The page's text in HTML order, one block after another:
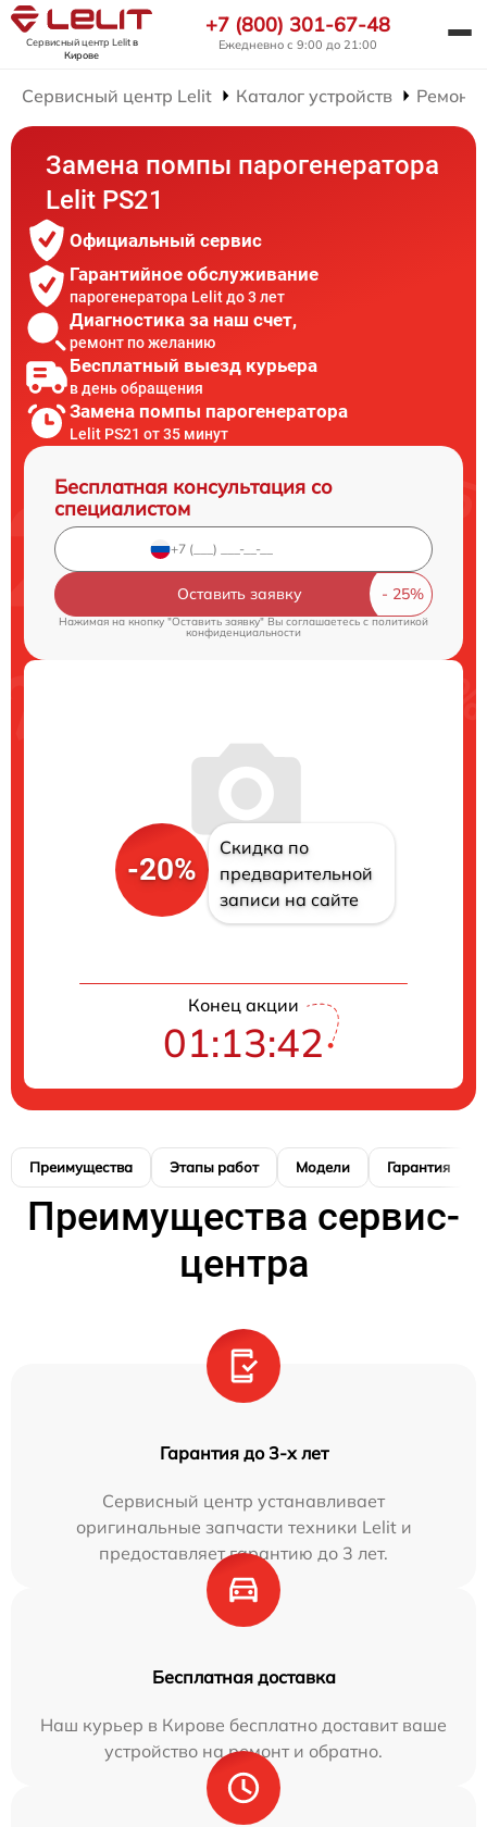
Сервисный центр Lelitв
Кирове
+7 (800) 301-67-48
Ежедневно с 9:00 до 21:00
Сервисный центр Lelit Каталог устройств Ремонт
Замена помпы парогенератора
Lelit PS21
Официальный сервис
Гарантийное обслуживание
парогенератора Lelit до 3 лет
Диагностика за наш счет,
ремонт по желанию
Бесплатный выезд курьера
в день обращения
Замена помпы парогенератора
Lelit PS21 от 35 минут
Бесплатная консультация со
специалистом
Оставить заявку
Нажимая на кнопку "Оставить заявку" Вы соглашаетесь cполитикой
конфиденциальности
-20%
Скидка по
предварительной
записи на сайте
Конец акции
01:13:41
Преимущества Этапы работ Модели Гарантия
Преимущества сервис-
центра
Гарантия до 3-х лет
Сервисный центр устанавливает
оригинальные запчасти техники Lelit и
предоставляет гарантию до 3 лет.
Бесплатная доставка
Наш курьер в Кирове бесплатно доставит ваше
устройство на ремонт и обратно.